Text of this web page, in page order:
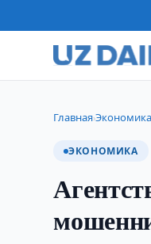
Главная›Экономика
ЭКОНОМИКА